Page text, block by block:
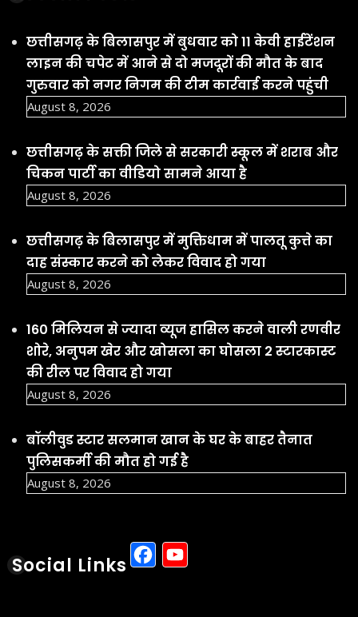
छत्तीसगढ़ के बिलासपुर में बुधवार को 11 केवी हाईटेंशन
लाइन की चपेट में आने से दो मजदूरों की मौत के बाद
गुरुवार को नगर निगम की टीम कार्रवाई करने पहुंची
August 8, 2026
छत्तीसगढ़ के सक्ती जिले से सरकारी स्कूल में शराब और
चिकन पार्टी का वीडियो सामने आया है
August 8, 2026
छत्तीसगढ़ के बिलासपुर में मुक्तिधाम में पालतू कुत्ते का
दाह संस्कार करने को लेकर विवाद हो गया
August 8, 2026
160 मिलियन से ज्यादा व्यूज हासिल करने वाली रणवीर
शोरे, अनुपम खेर और खोसला का घोसला 2 स्टारकास्ट
की रील पर विवाद हो गया
August 8, 2026
बॉलीवुड स्टार सलमान खान के घर के बाहर तैनात
पुलिसकर्मी की मौत हो गई है
August 8, 2026
Social Links Facebook